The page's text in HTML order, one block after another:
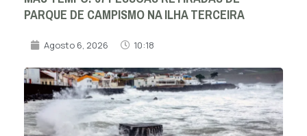
PARQUE DE CAMPISMO NA ILHA TERCEIRA
Agosto 6, 2026 10:18